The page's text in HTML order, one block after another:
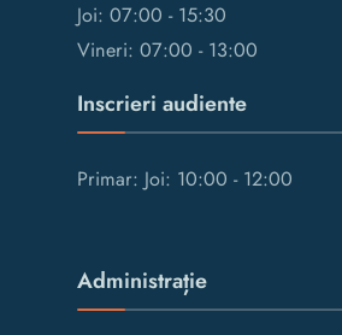
Joi: 07:00 - 15:30
Vineri: 07:00 - 13:00
Inscrieri audiente
Primar: Joi: 10:00 - 12:00
Administrație